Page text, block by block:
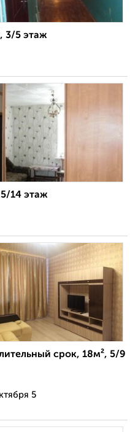
3/5 этаж
14 этаж
срок, 18м², 5/9
5